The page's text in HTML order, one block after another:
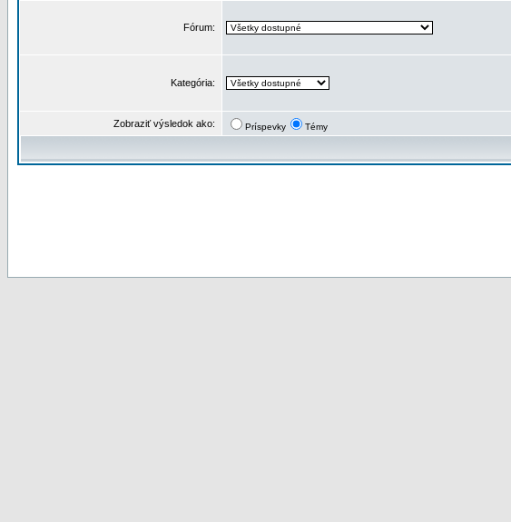
Fórum:
Kategória:
Zobraziť výsledok ako: Príspevky Témy